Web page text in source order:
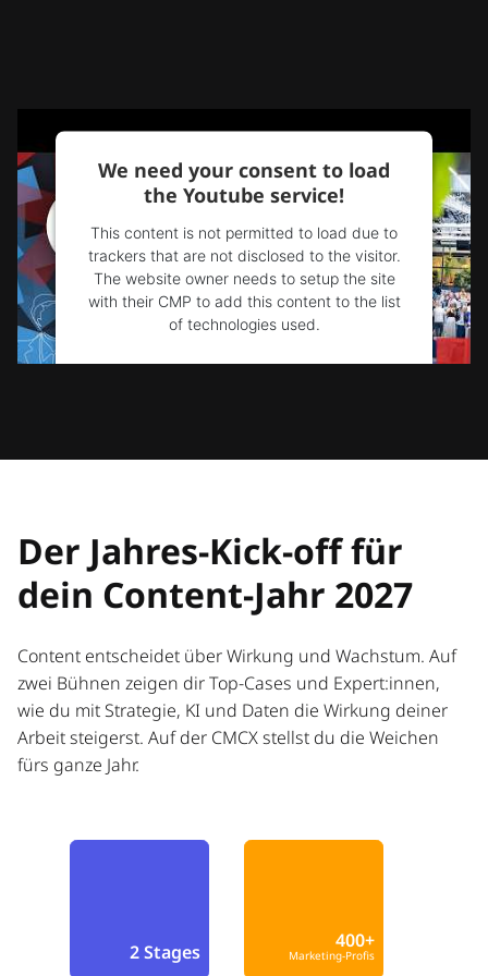
We need your consent to load
the Youtube service!
This content is not permitted to load due to
trackers that are not disclosed to the visitor.
The website owner needs to setup the site
with their CMP to add this content to the list
of technologies used.
Powered byUsercentrics Consent
Der Jahres-Kick-off für
dein Content-Jahr 2027
Content entscheidet über Wirkung und Wachstum. Auf
zwei Bühnen zeigen dir Top-Cases und Expert:innen,
wie du mit Strategie, KI und Daten die Wirkung deiner
Arbeit steigerst. Auf der CMCX stellst du die Weichen
fürs ganze Jahr.
2 Stages 400+
Marketing-Profis